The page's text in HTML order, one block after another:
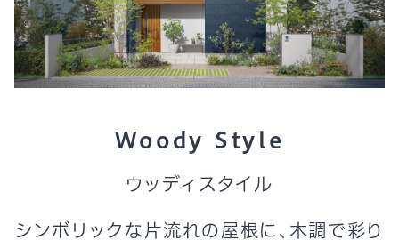
Woody Style
ウッディスタイル
シンボリックな片流れの屋根に、木調で彩り